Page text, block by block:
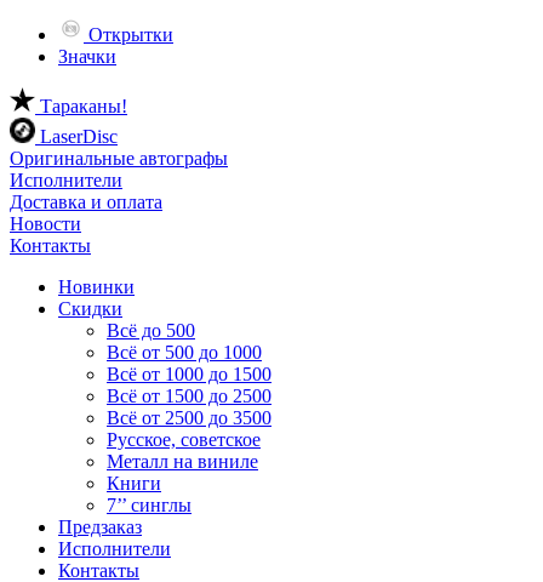
Открытки
Значки
Тараканы!
LaserDisc
Оригинальные автографы
Исполнители
Доставка и оплата
Новости
Контакты
Новинки
Скидки
Всё до 500
Всё от 500 до 1000
Всё от 1000 до 1500
Всё от 1500 до 2500
Всё от 2500 до 3500
Русское, советское
Металл на виниле
Книги
7’’ синглы
Предзаказ
Исполнители
Контакты